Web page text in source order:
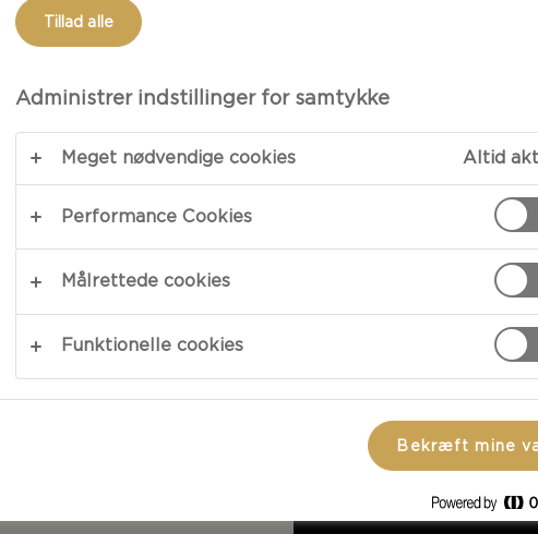
helt særligt for
har brug for
og
Tillad alle
Administrer indstillinger for samtykke
Meget nødvendige cookies Altid
Performance Cookies
Målrettede cookies
Funktionelle cookies
Bekræft mine